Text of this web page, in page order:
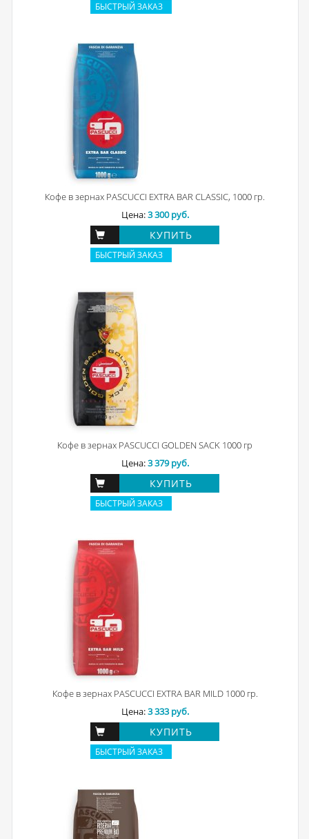
БЫСТРЫЙ ЗАКАЗ
Кофе в зернах PASCUCCI EXTRA BAR CLASSIC, 1000 гр.
Цена:3 300 руб.
КУПИТЬ
БЫСТРЫЙ ЗАКАЗ
Кофе в зернах PASCUCCI GOLDEN SACK 1000 гр
Цена:3 379 руб.
КУПИТЬ
БЫСТРЫЙ ЗАКАЗ
Кофе в зернах PASCUCCI EXTRA BAR MILD 1000 гр.
Цена:3 333 руб.
КУПИТЬ
БЫСТРЫЙ ЗАКАЗ